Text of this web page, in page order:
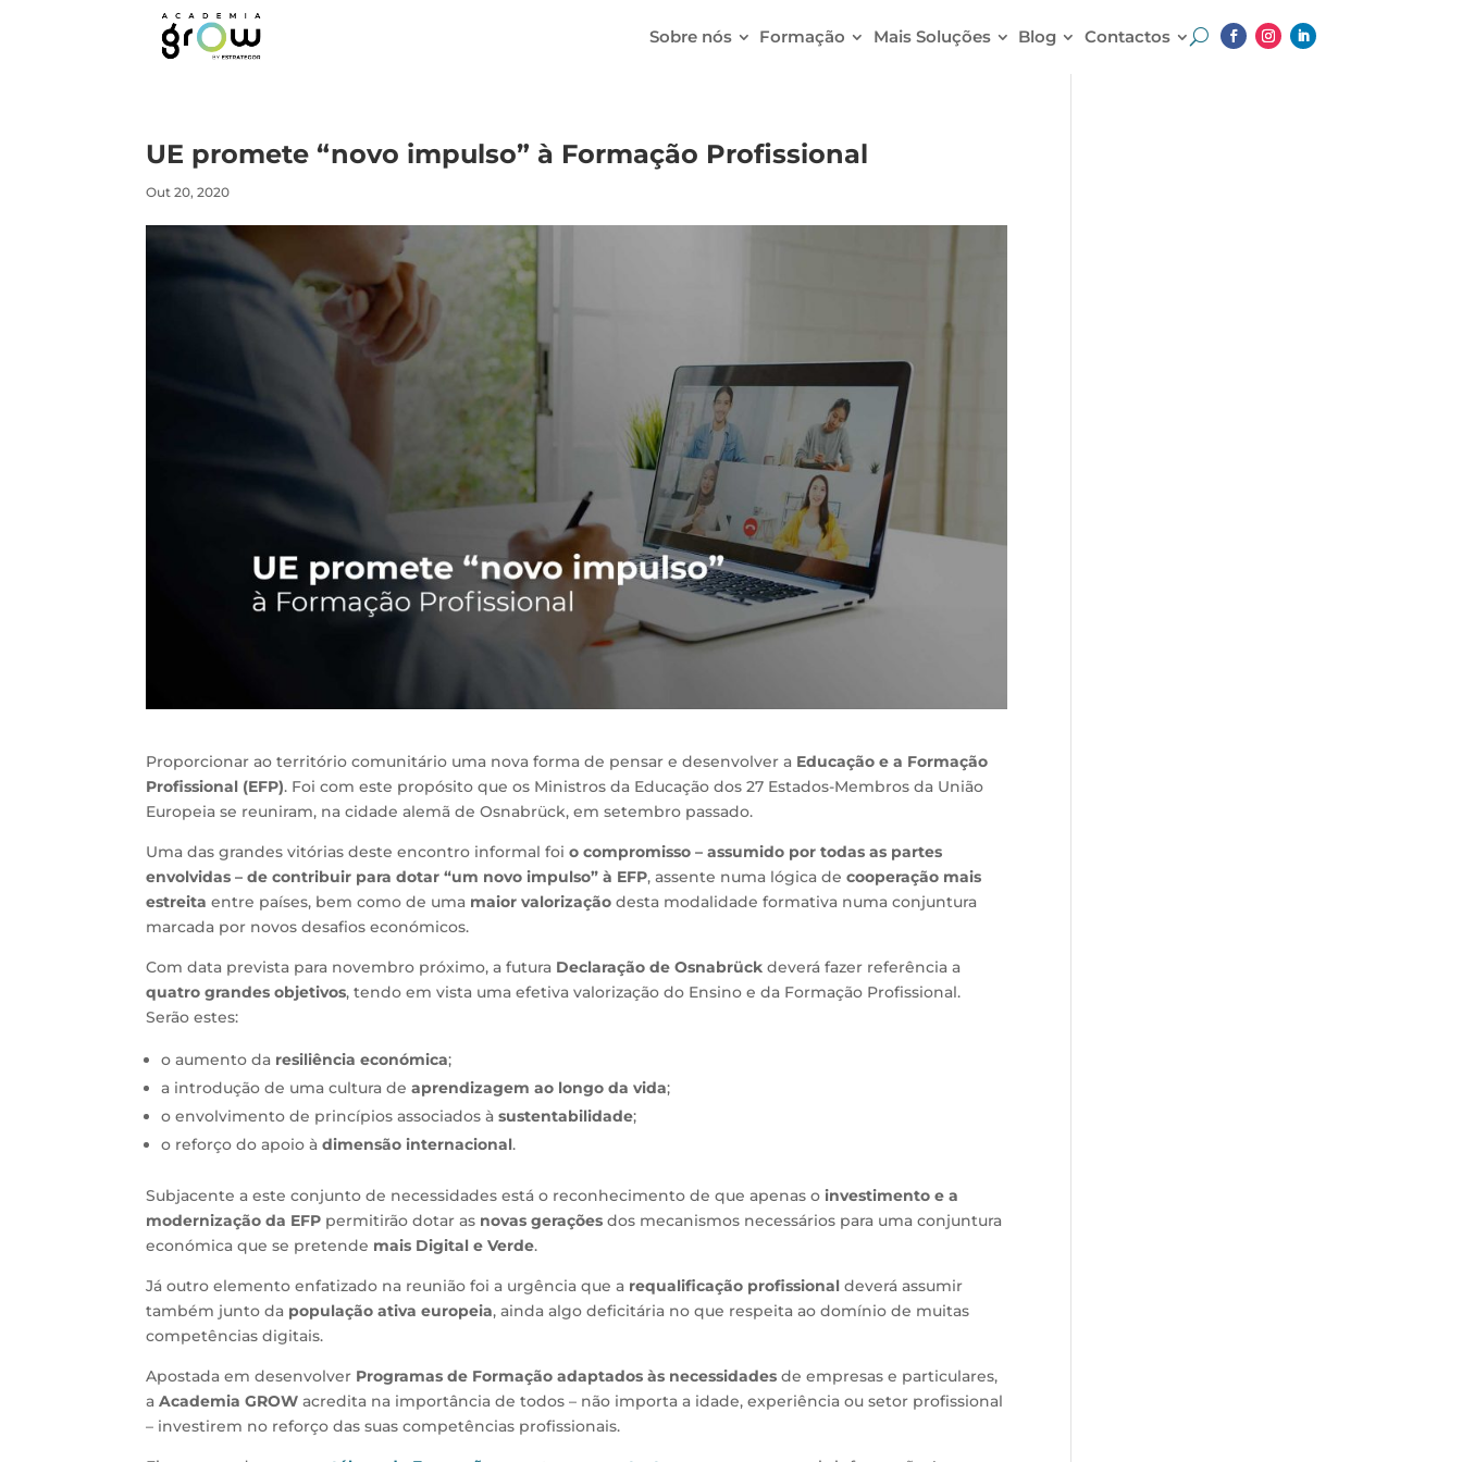
Sobre nós Formação Mais Soluções Blog Contactos
UE promete “novo impulso” à Formação Profissional
Out 20, 2020
Proporcionar ao território comunitário uma nova forma de pensar e desenvolver a Educação e a Formação
Profissional (EFP). Foi com este propósito que os Ministros da Educação dos 27 Estados-Membros da União
Europeia se reuniram, na cidade alemã de Osnabrück, em setembro passado.
Uma das grandes vitórias deste encontro informal foio compromisso – assumido por todas as partes
envolvidas – de contribuir para dotar “um novo impulso” à EFP, assente numa lógica decooperação mais
estreita entre países, bem como de uma maior valorização desta modalidade formativa numa conjuntura
marcada por novos desafios económicos.
Com data prevista para novembro próximo, a futura Declaração de Osnabrück deverá fazer referência a
quatro grandes objetivos, tendo em vista uma efetiva valorização do Ensino e da Formação Profissional.
Serão estes:
o aumento da resiliência económica;
a introdução de uma cultura deaprendizagem ao longo da vida;
o envolvimento de princípios associados àsustentabilidade;
o reforço do apoio àdimensão internacional.
Subjacente a este conjunto de necessidades está o reconhecimento de que apenas oinvestimento e a
modernização da EFP permitirão dotar as novas gerações dos mecanismos necessários para uma conjuntura
económica que se pretende mais Digital e Verde.
Já outro elemento enfatizado na reunião foi a urgência que a requalificação profissionaldeverá assumir
também junto da população ativa europeia, ainda algo deficitária no que respeita ao domínio de muitas
competências digitais.
Apostada em desenvolver Programas de Formação adaptados às necessidades de empresas e particulares,
aAcademia GROW acredita na importância de todos – não importa a idade, experiência ou setor profissional
– investirem no reforço das suas competências profissionais.